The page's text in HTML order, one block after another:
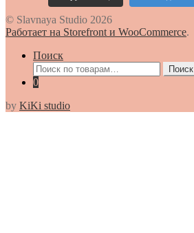
© Slavnaya Studio 2026
Работает на Storefront и WooCommerce.
Поиск
Искать:
Поиск
0
by KiKi studio